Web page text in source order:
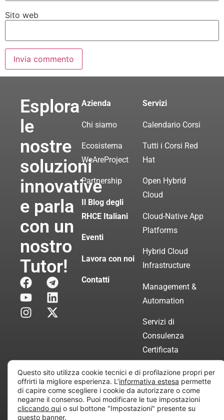
Sito web
Esplora
le
nostre
soluzioni
innovative
e parla
con un
nostro
Tutor!
Azienda
Chi siamo
Ecosistema
WeAreProject
Partnership
Il Blog degli
RHCE Italiani
Eventi
Lavora con noi
Contatti
Servizi
Calendario Corsi
Tutti i Corsi Red
Hat
Open Hybrid
Cloud
Cloud-Native App
Platforms
Hybrid Cloud
Infrastructure
Management &
Automation
Servizi di
Consulenza
Certificata
Copyright © 2010 Extraordy S.r.l. – Società soggetta
all’attività di direzione e coordinamento di “Project
Informatica”
Questo sito utilizza cookie tecnici e di profilazione propri per
offrirti la migliore esperienza. L’informativa estesa permette
di capire come scegliere i cookie da autorizzare o come
negarne il consenso. Puoi modificare le tue impostazioni
cliccando qui o sul bottone "Impostazioni" presente su
questo banner.